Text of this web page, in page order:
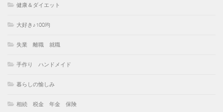
健康＆ダイエット
大好き♪100均
失業 離職 就職
手作り ハンドメイド
暮らしの愉しみ
相続 税金 年金 保険